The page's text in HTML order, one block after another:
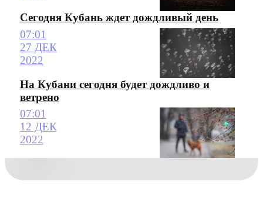
Сегодня Кубань ждет дождливый день
07:01
27 ДЕК
2022
На Кубани сегодня будет дождливо и
ветрено
07:01
12 ДЕК
2022